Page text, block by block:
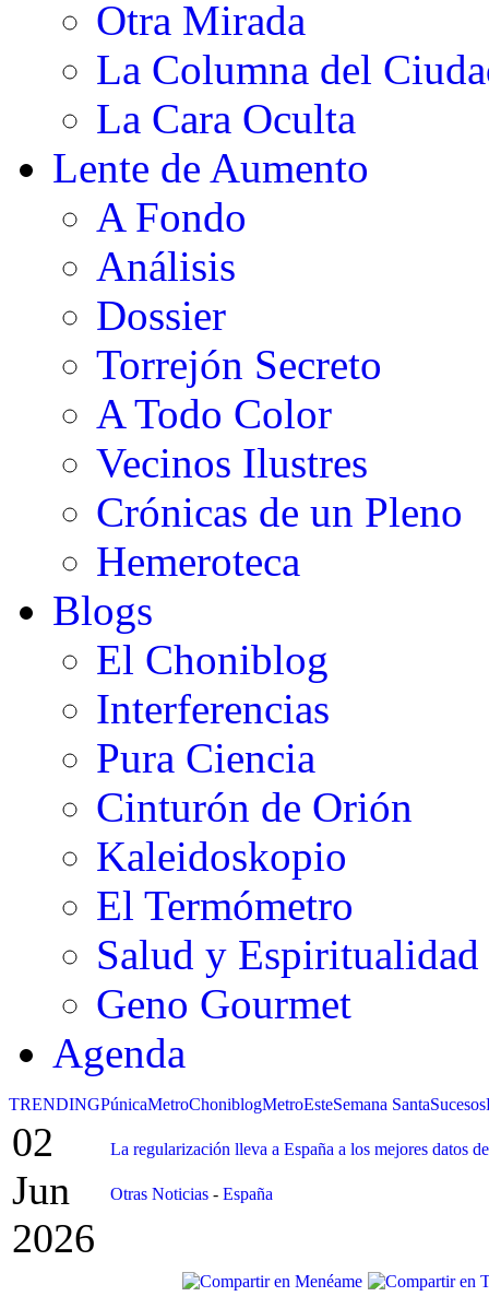
Otra Mirada
La Columna del
La Cara Oculta
Lente de Aumento
A Fondo
Análisis
Dossier
Torrejón Secreto
A Todo Color
Vecinos Ilustres
Crónicas de un Pleno
Hemeroteca
Blogs
El Choniblog
Interferencias
Pura Ciencia
Cinturón de Orión
Kaleidoskopio
El Termómetro
Salud y Espiritualidad
Geno Gourmet
Agenda
TRENDINGPúnicaMetroChoniblogMetroEsteSemana SantaSucesos
02
Jun
2026
La regularización lleva a España a los mejores datos
Otras Noticias - España